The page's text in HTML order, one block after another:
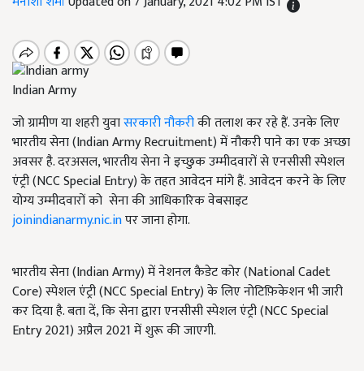
Indian Army
जो ग्रामीण या शहरी युवासरकारी नौकरीकी तलाश कर रहे हैं. उनके लिए
भारतीय सेना (Indian Army Recruitment) में नौकरी पाने का एक अच्छा
अवसर है. दरअसल,भारतीय सेना ने इच्छुकउम्मीदवारों से एनसीसी स्पेशल
एंट्री (NCC Special Entry) के तहत आवेदन मांगे हैं. आवेदन करने के लिए
योग्य उम्मीदवारों को सेना की आधिकारिक वेबसाइट
joinindianarmy.nic.inपर जाना होगा.
भारतीय सेना (Indian Army) में नेशनल कैडेट कोर (National Cadet
Core) स्पेशल एंट्री (NCC Special Entry) के लिए नोटिफ़िकेशन भी जारी
कर दिया है. बता दें,किसेना द्वारा एनसीसी स्पेशल एंट्री (NCC Special
Entry 2021) अप्रैल 2021 में शुरू की जाएगी.